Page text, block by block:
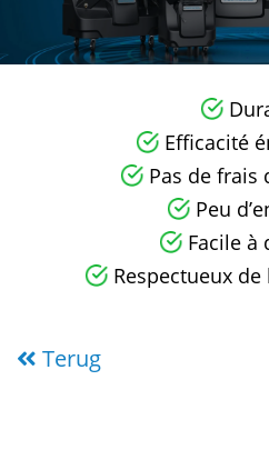
Efficacité
Pas de frais
Peu
Facile à
Respectueux
Terug